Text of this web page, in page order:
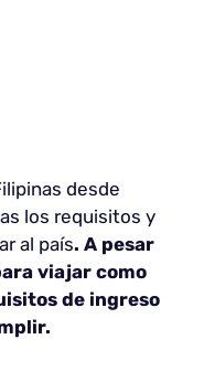
desde
los requisitos y
al país. A pesar
viajar como
de ingreso